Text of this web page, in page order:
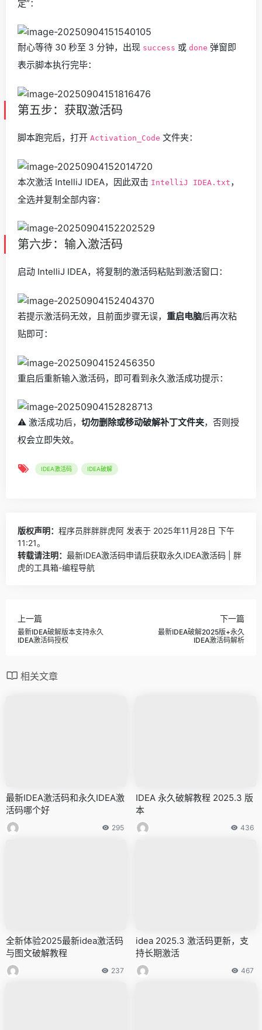
定”：
耐心等待 30 秒至 3 分钟，出现 success 或 done 弹窗即
表示脚本执行完毕：
第五步：获取激活码
脚本跑完后，打开 Activation_Code 文件夹：
本次激活 IntelliJ IDEA，因此双击 IntelliJ IDEA.txt ，
全选并复制全部内容：
第六步：输入激活码
启动 IntelliJ IDEA，将复制的激活码粘贴到激活窗口：
若提示激活码无效，且前面步骤无误， 重启电脑后再次粘
贴即可：
重启后重新输入激活码，即可看到永久激活成功提示：
⚠️ 激活成功后， 切勿删除或移动破解补丁文件夹，否则授
权会立即失效。
IDEA激活码 IDEA破解
版权声明： 程序员胖胖胖虎阿 发表于 2025年11月28日 下午
11:21。
转载请注明： 最新IDEA激活码申请后获取永久IDEA激活码 | 胖
虎的工具箱-编程导航
上一篇
最新IDEA破解版本支持永久
IDEA激活码授权
下一篇
最新IDEA破解2025版+永久
IDEA激活码解析
相关文章
最新IDEA激活码和永久IDEA激
活码哪个好
295
IDEA 永久破解教程 2025.3 版
本
436
全新体验2025最新idea激活码
与图文破解教程
237
idea 2025.3 激活码更新，支
持长期激活
467